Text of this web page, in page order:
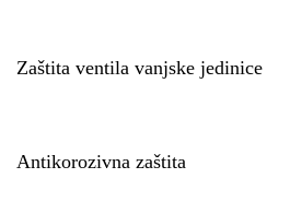
Zaštita ventila vanjske jedinice
Antikorozivna zaštita